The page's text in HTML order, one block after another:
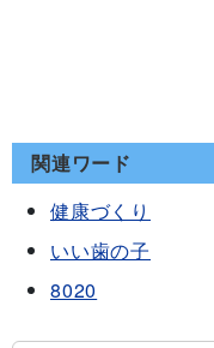
関連ワード
健康づくり
いい歯の子
8020